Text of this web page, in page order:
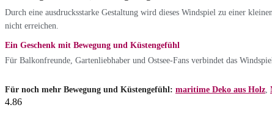
Durch eine ausdrucksstarke Gestaltung wird dieses Windspiel zu einer
nicht erreichen.
Ein Geschenk mit Bewegung und Küstengefühl
Für Balkonfreunde, Gartenliebhaber und Ostsee-Fans verbindet das
Für noch mehr Bewegung und Küstengefühl: maritime Deko aus Holz
4.86